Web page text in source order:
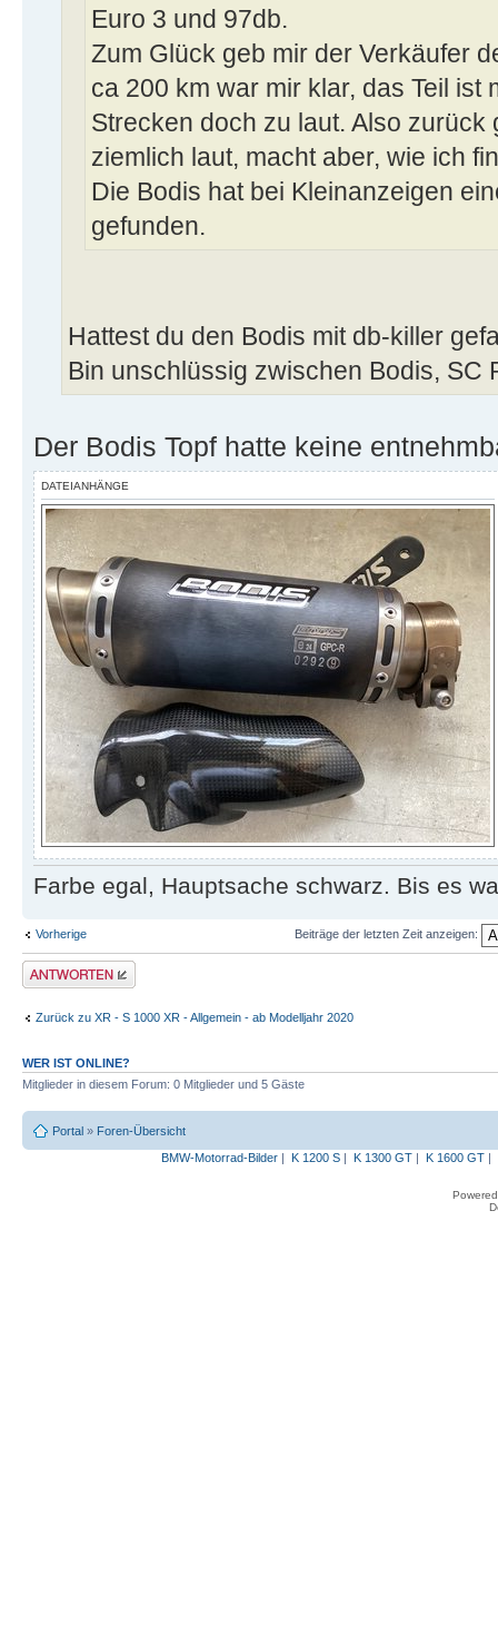
Euro 3 und 97db.
Zum Glück geb mir der Verkäufer
ca 200 km war mir klar, das Teil ist
Strecken doch zu laut. Also
ziemlich laut, macht aber, wie ich
Die Bodis hat bei Kleinanzeigen
gefunden.
Hattest du den Bodis mit db-killer
Bin unschlüssig zwischen Bodis, SC
Der Bodis Topf hatte keine
DATEIANHÄNGE
Farbe egal, Hauptsache schwarz. Bis es
Vorherige Beiträge der letzten Zeit anzeigen:
Antwort erstellen
Zurück zu XR - S 1000 XR - Allgemein - ab Modelljahr 2020
WER IST ONLINE?
Mitglieder in diesem Forum: 0 Mitglieder und 5 Gäste
Portal » Foren-Übersicht
BMW-Motorrad-Bilder| K 1200 S| K 1300 GT| K 1600 GT|